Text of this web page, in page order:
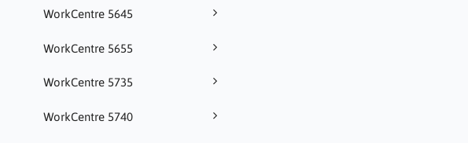
WorkCentre 5645
WorkCentre 5655
WorkCentre 5735
WorkCentre 5740